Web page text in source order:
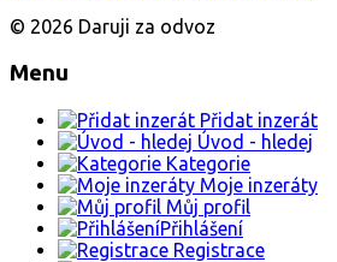
© 2026 Daruji za odvoz
Menu
Přidat inzerát
Úvod - hledej
Kategorie
Moje inzeráty
Můj profil
Přihlášení
Registrace